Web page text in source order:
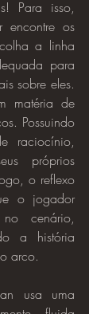
Para isso,
os
a linha
para
sobre eles.
matéria de
Possuindo
raciocínio,
próprios
o reflexo
o jogador
cenário,
a história
arco.
usa uma